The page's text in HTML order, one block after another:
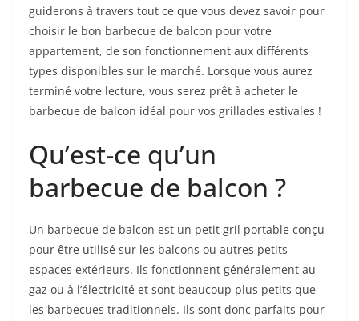
guiderons à travers tout ce que vous devez savoir pour
choisir le bon barbecue de balcon pour votre
appartement, de son fonctionnement aux différents
types disponibles sur le marché. Lorsque vous aurez
terminé votre lecture, vous serez prêt à acheter le
barbecue de balcon idéal pour vos grillades estivales !
Qu’est-ce qu’un
barbecue de balcon ?
Un barbecue de balcon est un petit gril portable conçu
pour être utilisé sur les balcons ou autres petits
espaces extérieurs. Ils fonctionnent généralement au
gaz ou à l’électricité et sont beaucoup plus petits que
les barbecues traditionnels. Ils sont donc parfaits pour